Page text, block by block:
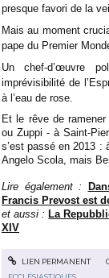
presque favori de la
Mais au moment
pape du Premier
Un chef-d’œuvre
imprévisibilité de
à l’eau de rose.
Et le rêve de
ou Zuppi - à Saint-
s’est passé en 2013 :
Angelo Scola, mais
Lire également :
Francis Prevost est
et aussi : La
XIV
LIEN PERMANENT